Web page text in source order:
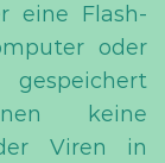
eine Flash-
oder
keine
Viren in